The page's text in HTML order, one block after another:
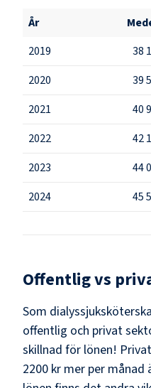
År
2019
38
2020
39
2021
40
2022
42
2023
44
2024
45
Offentlig vs
Som dialyssjuksköterska
offentlig och privat
skillnad för lönen!
2200 kr mer per